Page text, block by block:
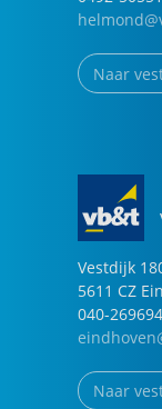
Naar
Vestdijk
5611 CZ
040-
Naar